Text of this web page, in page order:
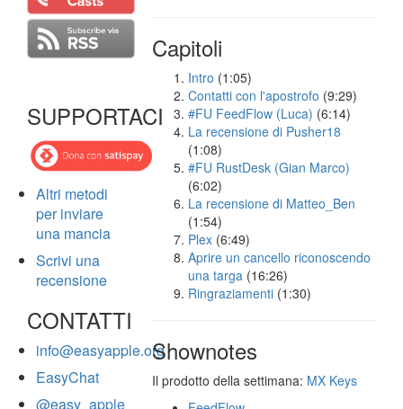
SUPPORTACI
Altri metodi
per inviare
una mancia
Scrivi una
recensione
CONTATTI
info@easyapple.org
EasyChat
@easy_apple
Capitoli
Intro (1:05)
Contatti con l'apostrofo (9:29)
#FU FeedFlow (Luca) (6:14)
La recensione di Pusher18
(1:08)
#FU RustDesk (Gian Marco)
(6:02)
La recensione di Matteo_Ben
(1:54)
Plex (6:49)
Aprire un cancello riconoscendo
una targa (16:26)
Ringraziamenti (1:30)
Shownotes
Il prodotto della settimana: MX Keys